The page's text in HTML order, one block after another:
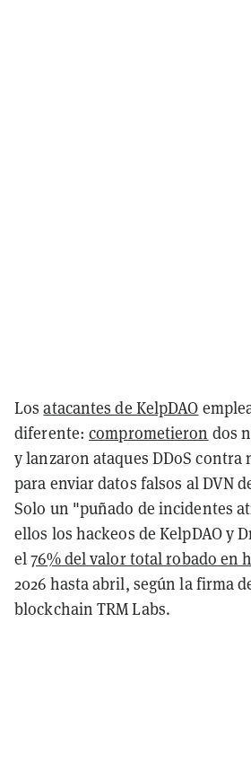
Losatacantes de KelpDAO
diferente:comprometieron dos
y lanzaron ataques DDoS contra
para enviar datos falsos al DVN
Solo un "puñado de incidentes
ellos los hackeos de KelpDAO y
el76% del valor total robado en
2026 hasta abril, según la firma
blockchain TRM Labs.